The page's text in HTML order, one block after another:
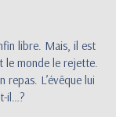
libre. Mais, il est
le monde le rejette.
repas. L’évêque lui
il…?